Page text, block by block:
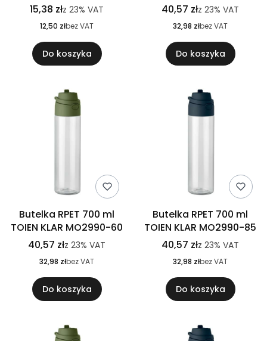
15,38 złz 23% VAT
12,50 złbez VAT
Do koszyka
40,57 złz 23% VAT
32,98 złbez VAT
Do koszyka
Butelka RPET 700 ml
TOIEN KLAR MO2990-60
40,57 złz 23% VAT
32,98 złbez VAT
Do koszyka
Butelka RPET 700 ml
TOIEN KLAR MO2990-85
40,57 złz 23% VAT
32,98 złbez VAT
Do koszyka